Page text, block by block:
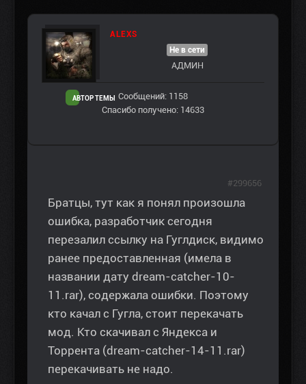
ALEXS
АВТОР ТЕМЫ
Не в сети
АДМИН
Сообщений: 1158
Спасибо получено: 14633
Братцы, тут как я понял произошла
ошибка, разработчик сегодня
перезалил ссылку на Гуглдиск, видимо
ранее предоставленная (имела в
названии дату dream-catcher-10-
11.rar), содержала ошибки. Поэтому
кто качал с Гугла, стоит перекачать
мод. Кто скачивал с Яндекса и
Торрента (dream-catcher-14-11.rar)
перекачивать не надо.
#299656